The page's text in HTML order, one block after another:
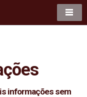
informações sem